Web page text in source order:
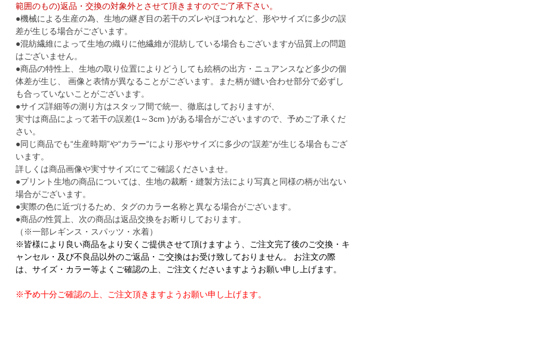
範囲のもの)返品・交換の対象外とさせて頂きますのでご了承下さい。
●機械による生産の為、生地の継ぎ目の若干のズレやほつれなど、形やサイズに多少の誤
差が生じる場合がございます。
●混紡繊維によって生地の織りに他繊維が混紡している場合もございますが品質上の問題
はございません。
●商品の特性上、生地の取り位置によりどうしても絵柄の出方・ニュアンスなど多少の個
体差が生じ、 画像と表情が異なることがございます。また柄が縫い合わせ部分で必ずし
も合っていないことがございます。
●サイズ詳細等の測り方はスタッフ間で統一、徹底はしておりますが、
実寸は商品によって若干の誤差(1～3cm )がある場合がございますので、予めご了承くだ
さい。
●同じ商品でも“生産時期”や“カラー“により形やサイズに多少の“誤差“が生じる場合もござ
います。
詳しくは商品画像や実寸サイズにてご確認くださいませ。
●プリント生地の商品については、生地の裁断・縫製方法により写真と同様の柄が出ない
場合がございます。
●実際の色に近づけるため、タグのカラー名称と異なる場合がございます。
●商品の性質上、次の商品は返品交換をお断りしております。
（※一部レギンス・スパッツ・水着）
※皆様により良い商品をより安くご提供させて頂けますよう、ご注文完了後のご交換・キ
ャンセル・及び不良品以外のご返品・ご交換はお受け致しておりません。 お注文の際
は、サイズ・カラー等よくご確認の上、ご注文くださいますようお願い申し上げます。
※予め十分ご確認の上、ご注文頂きますようお願い申し上げます。